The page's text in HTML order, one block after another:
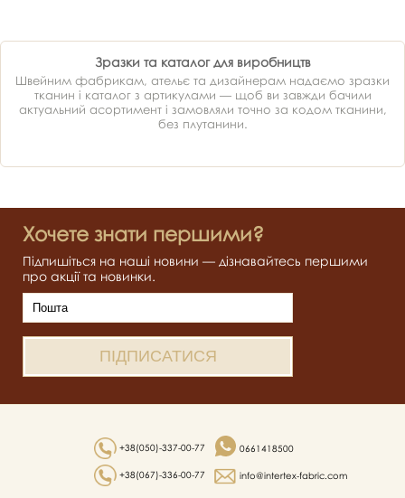
Зразки та каталог для виробництв
Швейним фабрикам, ательє та дизайнерам надаємо зразки
тканин і каталог з артикулами — щоб ви завжди бачили
актуальний асортимент і замовляли точно за кодом тканини,
без плутанини.
Хочете знати першими?
Підпишіться на наші новини — дізнавайтесь першими
про акції та новинки.
+38(050)-337-00-77
+38(067)-336-00-77
0661418500
info@intertex-fabric.com